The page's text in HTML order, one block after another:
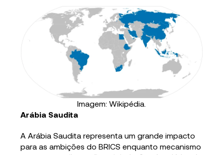
Imagem: Wikipédia.
Arábia Saudita
A Arábia Saudita representa um grande impacto
para as ambições do BRICS enquanto mecanismo